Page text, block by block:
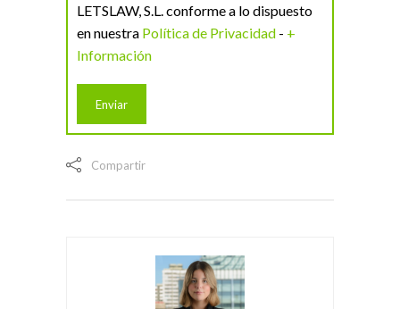
LETSLAW, S.L. conforme a lo dispuesto
en nuestra Política de Privacidad - +
Información
Compartir